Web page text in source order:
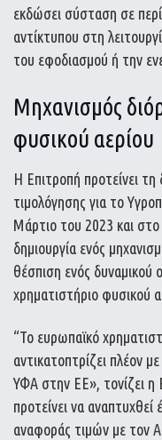
εκδώσει σύσταση σε
αντίκτυπου στη
του εφοδιασμού ή την
Μηχανισμός
φυσικού αερίου
Η Επιτροπή προτείνει τη
τιμολόγησης για το
Μάρτιο του 2023 και στο
δημιουργία ενός
θέσπιση ενός δυναμικού
χρηματιστήριο φυσικού
“To ευρωπαϊκό
αντικατοπτρίζει πλέον
ΥΦΑ στην ΕΕ», τονίζει η
προτείνει να
αναφοράς τιμών με τον